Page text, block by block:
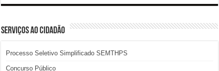
SERVIÇOS AO CIDADÃO
Processo Seletivo Simplificado SEMTHPS
Concurso Público